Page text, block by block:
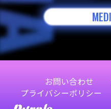
お問い合わせ
プライバシーポリシー